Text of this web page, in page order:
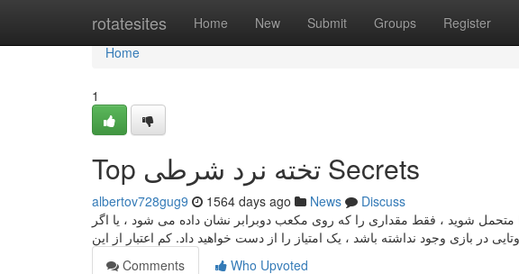
rotatesites Home New Submit Groups Register
Home
Home
1
Top تخته نرد شرطی Secrets
albertov728gug9 1564 days ago News
Discuss
متحمل شوید ، فقط مقداری را که روی مکعب دوبرابر نشان داده می شود ، یا اگر
Comments
Who Upvoted